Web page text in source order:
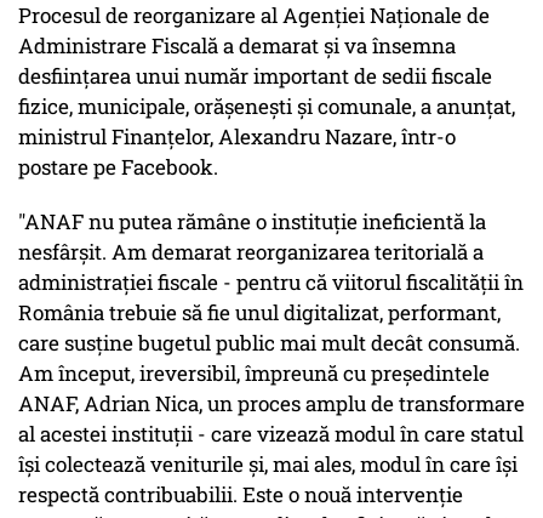
Procesul de reorganizare al Agenţiei Naţionale de
Administrare Fiscală a demarat şi va însemna
desfiinţarea unui număr important de sedii fiscale
fizice, municipale, orăşeneşti şi comunale, a anunţat,
ministrul Finanţelor, Alexandru Nazare, într-o
postare pe Facebook.
"ANAF nu putea rămâne o instituţie ineficientă la
nesfârşit. Am demarat reorganizarea teritorială a
administraţiei fiscale - pentru că viitorul fiscalităţii în
România trebuie să fie unul digitalizat, performant,
care susţine bugetul public mai mult decât consumă.
Am început, ireversibil, împreună cu preşedintele
ANAF, Adrian Nica, un proces amplu de transformare
al acestei instituţii - care vizează modul în care statul
îşi colectează veniturile şi, mai ales, modul în care îşi
respectă contribuabilii. Este o nouă intervenţie